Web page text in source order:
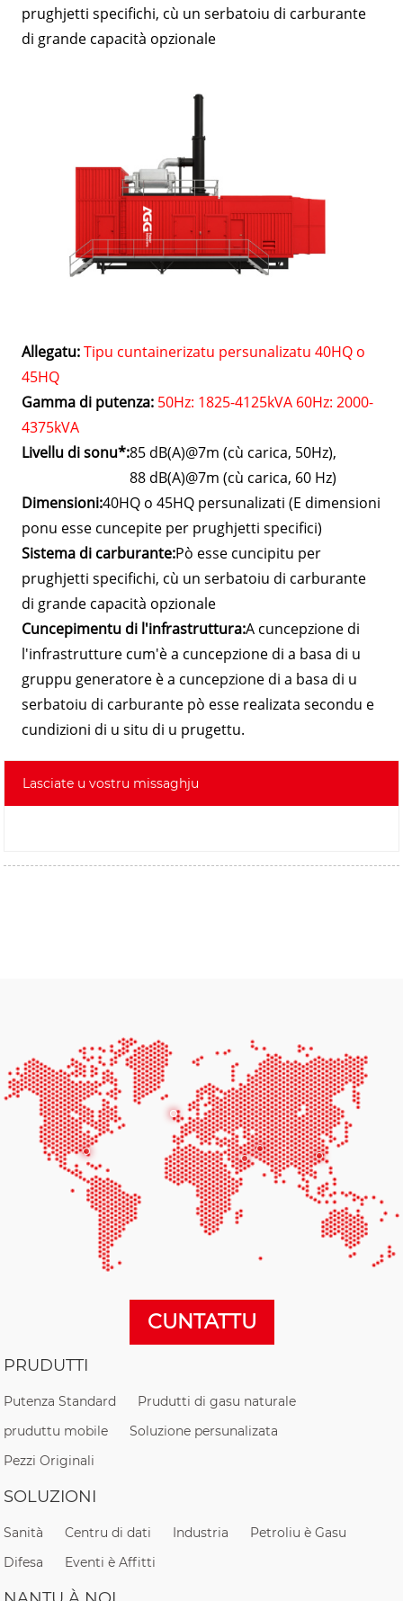
prughjetti specifichi, cù un serbatoiu di carburante
di grande capacità opzionale
Allegatu: Tipu cuntainerizatu persunalizatu 40HQ o
45HQ
Gamma di putenza: 50Hz: 1825-4125kVA 60Hz: 2000-
4375kVA
Livellu di sonu*:85 dB(A)@7m (cù carica, 50Hz),
88 dB(A)@7m (cù carica, 60 Hz)
Dimensioni:40HQ o 45HQ persunalizati (E dimensioni
ponu esse cuncepite per prughjetti specifici)
Sistema di carburante:Pò esse cuncipitu per
prughjetti specifichi, cù un serbatoiu di carburante
di grande capacità opzionale
Cuncepimentu di l'infrastruttura:A cuncepzione di
l'infrastrutture cum'è a cuncepzione di a basa di u
gruppu generatore è a cuncepzione di a basa di u
serbatoiu di carburante pò esse realizata secondu e
cundizioni di u situ di u prugettu.
Lasciate u vostru missaghju
CUNTATTU
PRUDUTTI
Putenza Standard
Prudutti di gasu naturale
pruduttu mobile
Soluzione persunalizata
Pezzi Originali
SOLUZIONI
Sanità Centru di dati Industria
Petroliu è Gasu
Difesa
Eventi è Affitti